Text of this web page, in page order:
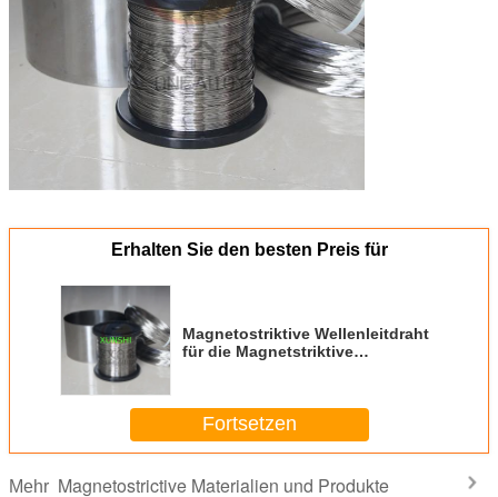
Erhalten Sie den besten Preis für
Magnetostriktive Wellenleitdraht
für die Magnetstriktive
Fortsetzen
Mehr Magnetostrictive Materialien und Produkte